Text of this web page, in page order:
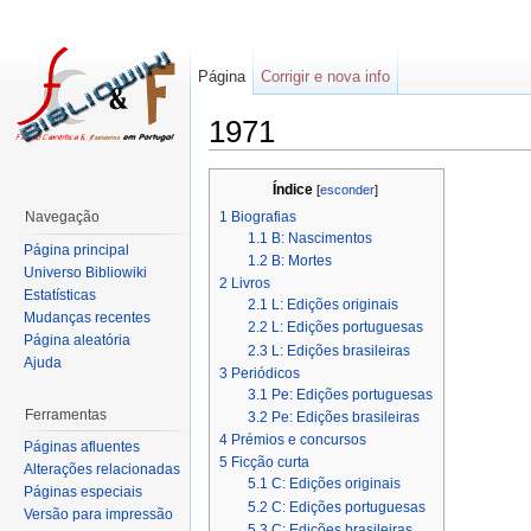
1971
Índice[esconder]
1 Biografias
1.1 B: Nascimentos
1.2 B: Mortes
2 Livros
2.1 L: Edições originais
2.2 L: Edições portuguesas
2.3 L: Edições brasileiras
3 Periódicos
3.1 Pe: Edições portuguesas
3.2 Pe: Edições brasileiras
4 Prémios e concursos
5 Ficção curta
5.1 C: Edições originais
5.2 C: Edições portuguesas
Página Corrigir e nova info
Navegação
Página principal
Universo Bibliowiki
Estatísticas
Mudanças recentes
Página aleatória
Ajuda
Ferramentas
Páginas afluentes
Alterações relacionadas
Páginas especiais
Versão para impressão